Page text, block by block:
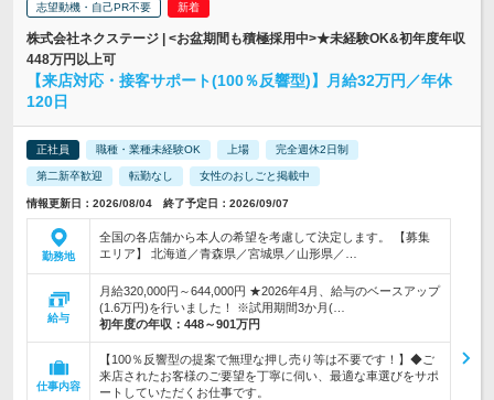
志望動機・自己PR不要
株式会社ネクステージ | <お盆期間も積極採用中>★未経験OK&初年度年収
448万円以上可
【来店対応・接客サポート(100％反響型)】月給32万円／年休
120日
正社員 職種・業種未経験OK 上場 完全週休2日制
第二新卒歓迎 転勤なし 女性のおしごと掲載中
情報更新日：2026/08/04 終了予定日：2026/09/07
勤務地
全国の各店舗から本人の希望を考慮して決定します。 【募集
エリア】 北海道／青森県／宮城県／山形県／…
給与
月給320,000円～644,000円 ★2026年4月、給与のベースアップ
(1.6万円)を行いました！ ※試用期間3か月(…
初年度の年収： 448～901万円
仕事内容
【100％反響型の提案で無理な押し売り等は不要です！】◆ご
来店されたお客様のご要望を丁寧に伺い、最適な車選びをサポ
ートしていただくお仕事です。